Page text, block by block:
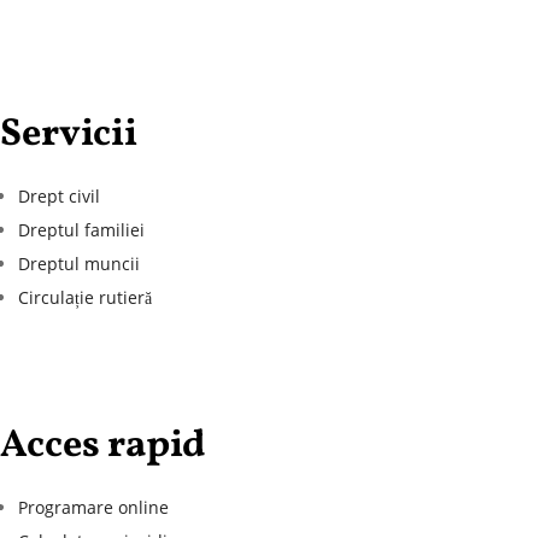
Servicii
Drept civil
Dreptul familiei
Dreptul muncii
Circulație rutieră
Acces rapid
Programare online